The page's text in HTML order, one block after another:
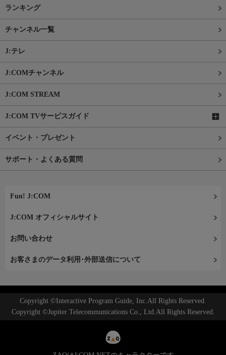
ランキング
チャンネル一覧
J:テレ
J:COMチャンネル
J:COM STREAM
J:COM TVサービスガイド
イベント・プレゼント
サポート・よくある質問
Fun! J:COM
J:COM オフィシャルサイト
お問い合わせ
お客さまのデータ利用･外部送信について
Copyright ©Interactive Program Guide, Inc.All Rights Reserved.
Copyright ©Jupiter Telecommunications Co., Ltd.All Rights Reserved.